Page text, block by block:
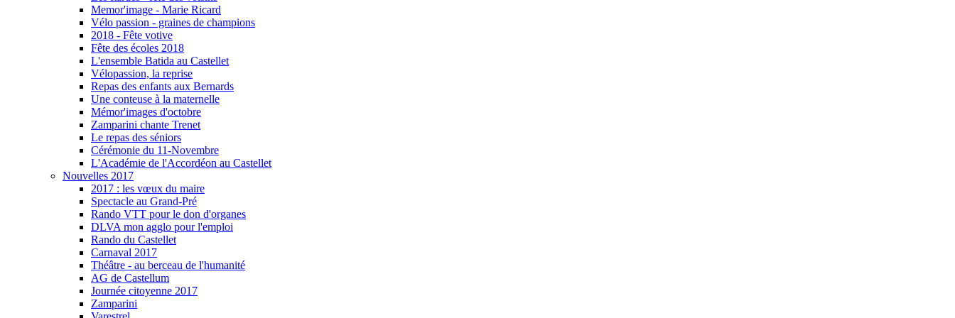
Memor'image - Marie Ricard
Vélo passion - graines de champions
2018 - Fête votive
Fête des écoles 2018
L'ensemble Batida au Castellet
Vélopassion, la reprise
Repas des enfants aux Bernards
Une conteuse à la maternelle
Mémor'images d'octobre
Zamparini chante Trenet
Le repas des séniors
Cérémonie du 11-Novembre
L'Académie de l'Accordéon au Castellet
Nouvelles 2017
2017 : les vœux du maire
Spectacle au Grand-Pré
Rando VTT pour le don d'organes
DLVA mon agglo pour l'emploi
Rando du Castellet
Carnaval 2017
Théâtre - au berceau de l'humanité
AG de Castellum
Journée citoyenne 2017
Zamparini